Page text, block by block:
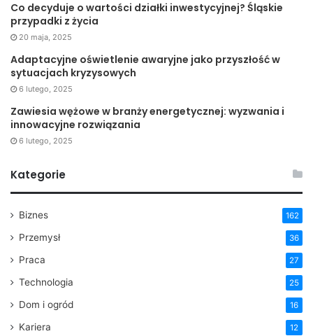
Co decyduje o wartości działki inwestycyjnej? Śląskie
przypadki z życia
20 maja, 2025
Adaptacyjne oświetlenie awaryjne jako przyszłość w
sytuacjach kryzysowych
6 lutego, 2025
Zawiesia wężowe w branży energetycznej: wyzwania i
innowacyjne rozwiązania
6 lutego, 2025
Kategorie
Biznes 162
Przemysł 36
Praca 27
Technologia 25
Dom i ogród 16
Kariera 12